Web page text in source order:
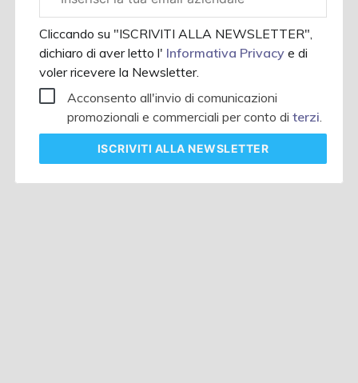
aziendale
Cliccando su "ISCRIVITI ALLA NEWSLETTER",
dichiaro di aver letto l' Informativa Privacye di
voler ricevere la Newsletter.
Acconsento all'invio di comunicazioni
promozionali e commerciali per conto diterzi.
ISCRIVITI ALLA NEWSLETTER